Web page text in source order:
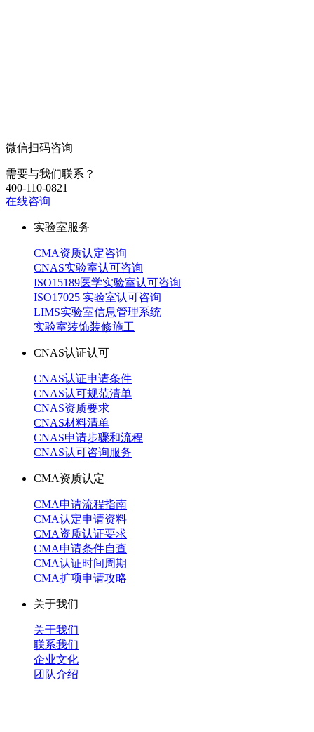
微信扫码咨询
需要与我们联系？
400-110-0821
在线咨询
实验室服务
CMA资质认定咨询
CNAS实验室认可咨询
ISO15189医学实验室认可咨询
ISO17025 实验室认可咨询
LIMS实验室信息管理系统
实验室装饰装修施工
CNAS认证认可
CNAS认证申请条件
CNAS认可规范清单
CNAS资质要求
CNAS材料清单
CNAS申请步骤和流程
CNAS认可咨询服务
CMA资质认定
CMA申请流程指南
CMA认定申请资料
CMA资质认证要求
CMA申请条件自查
CMA认证时间周期
CMA扩项申请攻略
关于我们
关于我们
联系我们
企业文化
团队介绍